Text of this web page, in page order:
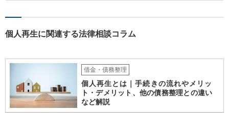
個人再生に関連する法律相談コラム
借金・債務整理
個人再生とは｜手続きの流れやメリッ
ト・デメリット、他の債務整理との違い
など解説